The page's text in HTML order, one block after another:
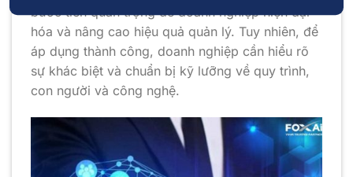
bước tiến quan trọng để doanh nghiệp hiện đại
hóa và nâng cao hiệu quả quản lý. Tuy nhiên, để
áp dụng thành công, doanh nghiệp cần hiểu rõ
sự khác biệt và chuẩn bị kỹ lưỡng về quy trình,
con người và công nghệ.